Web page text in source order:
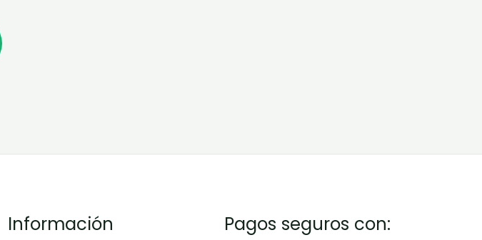
Información Pagos seguros con: